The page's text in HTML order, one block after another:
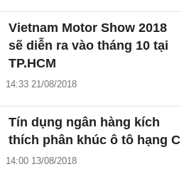
Vietnam Motor Show 2018
sẽ diễn ra vào tháng 10 tại
TP.HCM
14:33 21/08/2018
Tín dụng ngân hàng kích
thích phân khúc ô tô hạng C
14:00 13/08/2018